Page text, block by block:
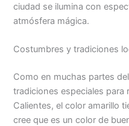
ciudad se ilumina con
atmósfera mágica.
Costumbres y tradiciones
Como en muchas partes
tradiciones especiales para
Calientes, el color amarillo
cree que es un color de